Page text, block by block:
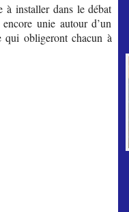
à installer dans le débat
unie autour d’un
qui obligeront chacun à